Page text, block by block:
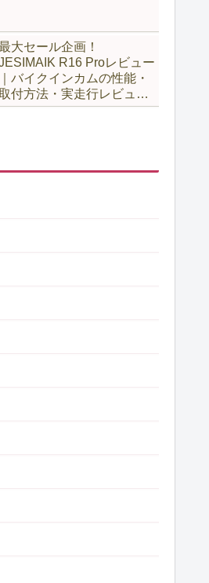
大セール企画！
R16 Proレビュー
｜バイクインカムの性能・
付方法・実走行レビュー
H6比較